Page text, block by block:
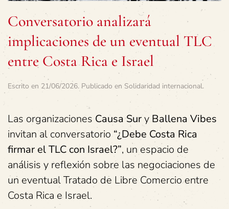
Conversatorio analizará
implicaciones de un eventual TLC
entre Costa Rica e Israel
Escrito en 21/06/2026. Publicado en Solidaridad internacional.
Las organizaciones Causa Sury Ballena Vibes
invitan al conversatorio “¿Debe Costa Rica
firmar el TLC con Israel?”, un espacio de
análisis y reflexión sobre las negociaciones de
un eventual Tratado de Libre Comercio entre
Costa Rica e Israel.